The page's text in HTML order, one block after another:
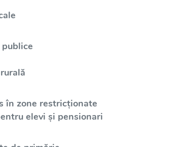
în zone restricționate
elevi și pensionari